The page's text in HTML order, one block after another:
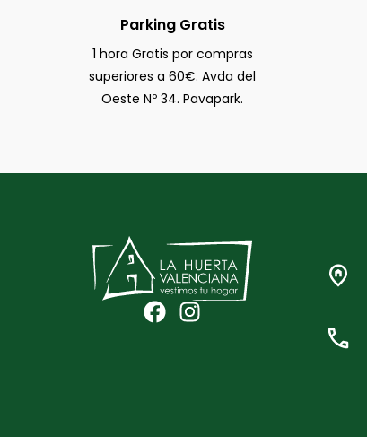
Parking Gratis
1 hora Gratis por compras
superiores a 60€. Avda del
Oeste Nº 34. Pavapark.
F
a
I